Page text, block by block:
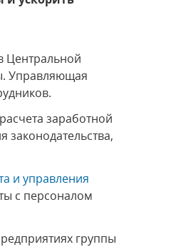
Центральной
Управляющая
заработной
и управления
с персоналом
группы